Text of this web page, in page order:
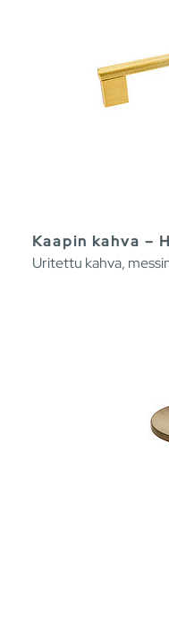
Kaapin kahva –
Uritettu kahva,